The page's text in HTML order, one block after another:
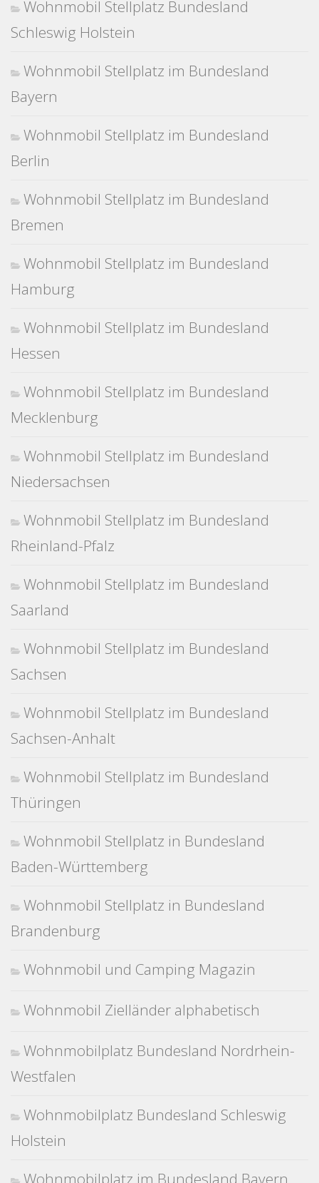
Wohnmobil Stellplatz Bundesland
Schleswig Holstein
Wohnmobil Stellplatz im Bundesland
Bayern
Wohnmobil Stellplatz im Bundesland
Berlin
Wohnmobil Stellplatz im Bundesland
Bremen
Wohnmobil Stellplatz im Bundesland
Hamburg
Wohnmobil Stellplatz im Bundesland
Hessen
Wohnmobil Stellplatz im Bundesland
Mecklenburg
Wohnmobil Stellplatz im Bundesland
Niedersachsen
Wohnmobil Stellplatz im Bundesland
Rheinland-Pfalz
Wohnmobil Stellplatz im Bundesland
Saarland
Wohnmobil Stellplatz im Bundesland
Sachsen
Wohnmobil Stellplatz im Bundesland
Sachsen-Anhalt
Wohnmobil Stellplatz im Bundesland
Thüringen
Wohnmobil Stellplatz in Bundesland
Baden-Württemberg
Wohnmobil Stellplatz in Bundesland
Brandenburg
Wohnmobil und Camping Magazin
Wohnmobil Zielländer alphabetisch
Wohnmobilplatz Bundesland Nordrhein-
Westfalen
Wohnmobilplatz Bundesland Schleswig
Holstein
Wohnmobilplatz im Bundesland Bayern